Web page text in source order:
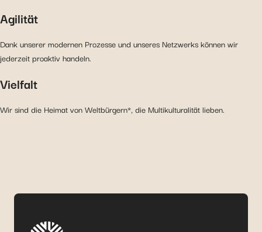
Agilität
Dank unserer modernen Prozesse und unseres Netzwerks können wir
jederzeit proaktiv handeln.
Vielfalt
Wir sind die Heimat von Weltbürgern*, die Multikulturalität lieben.